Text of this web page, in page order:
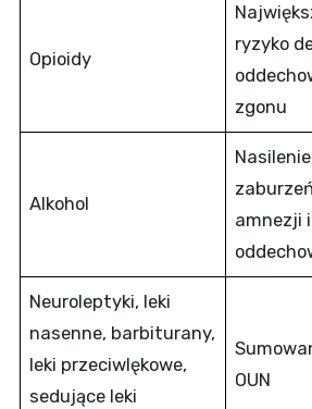
Opioidy
ryzyko
zgonu
Alkohol
amnezji
Neuroleptyki, leki
nasenne, barbiturany,
leki przeciwlękowe,
sedujące leki
OUN